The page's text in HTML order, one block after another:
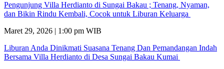
Pengunjung Villa Herdianto di Sungai Bakau ; Tenang, Nyaman,
dan Bikin Rindu Kembali, Cocok untuk Liburan Keluarga
Maret 29, 2026 | 1:00 pm WIB
Liburan Anda Dinikmati Suasana Tenang Dan Pemandangan Indah
Bersama Villa Herdianto di Desa Sungai Bakau Kumai